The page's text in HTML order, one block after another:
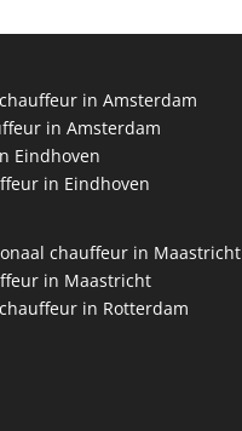
in Amsterdam
in Amsterdam
Eindhoven
in Eindhoven
chauffeur in Maastricht
in Maastricht
in Rotterdam